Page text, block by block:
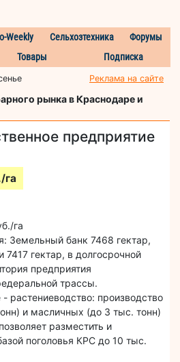
Weekly Сельхозтехника
Форумы
Товары Подписка
Реклама на сайте
рынка в Краснодаре и
предприятие
га
га
Земельный банк 7468 гектар,
7417 гектар, в долгосрочной
предприятия
трассы.
растениеводство: производство
и масличных (до 3 тыс. тонн)
разместить и
поголовья КРС до 10 тыс.